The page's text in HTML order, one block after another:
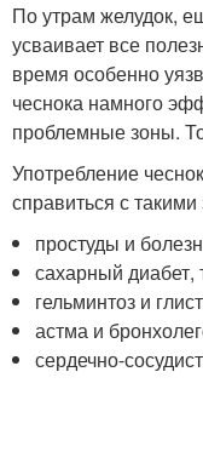
По утрам желудок,
усваивает все
время особенно
чеснока намного
проблемные зоны.
Употребление
справиться с
простуды и
сахарный диабет,
гельминтоз и
астма и
сердечно-